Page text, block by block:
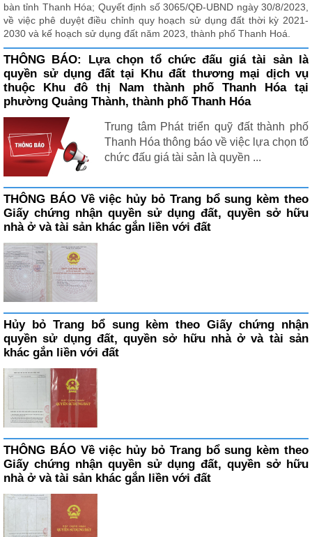
bàn tỉnh Thanh Hóa; Quyết định số 3065/QĐ-UBND ngày 30/8/2023,
về việc phê duyệt điều chỉnh quy hoạch sử dụng đất thời kỳ 2021-
2030 và kế hoạch sử dụng đất năm 2023, thành phố Thanh Hoá.
THÔNG BÁO: Lựa chọn tổ chức đấu giá tài sản là
quyền sử dụng đất tại Khu đất thương mại dịch vụ
thuộc Khu đô thị Nam thành phố Thanh Hóa tại
phường Quảng Thành, thành phố Thanh Hóa
Trung tâm Phát triển quỹ đất thành phố
Thanh Hóa thông báo về việc lựa chọn tổ
chức đấu giá tài sản là quyền ...
THÔNG BÁO Về việc hủy bỏ Trang bổ sung kèm theo
Giấy chứng nhận quyền sử dụng đất, quyền sở hữu
nhà ở và tài sản khác gắn liền với đất
Hủy bỏ Trang bổ sung kèm theo Giấy chứng nhận
quyền sử dụng đất, quyền sở hữu nhà ở và tài sản
khác gắn liền với đất
THÔNG BÁO Về việc hủy bỏ Trang bổ sung kèm theo
Giấy chứng nhận quyền sử dụng đất, quyền sở hữu
nhà ở và tài sản khác gắn liền với đất